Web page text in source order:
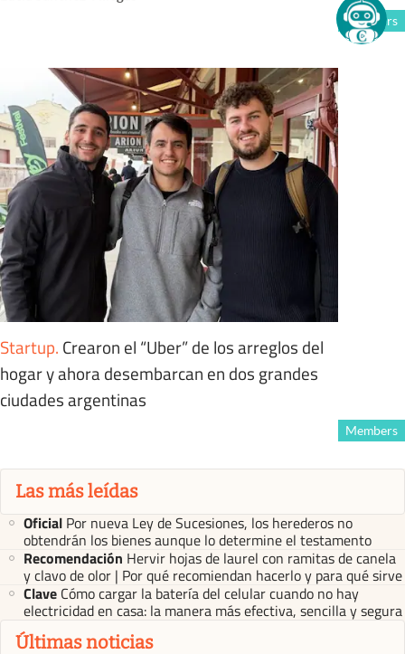
Members
Startup. Crearon el “Uber” de los arreglos del
hogar y ahora desembarcan en dos grandes
ciudades argentinas
Members
Las más leídas
Oficial Por nueva Ley de Sucesiones, los herederos no
obtendrán los bienes aunque lo determine el testamento
Recomendación Hervir hojas de laurel con ramitas de canela
y clavo de olor | Por qué recomiendan hacerlo y para qué sirve
Clave Cómo cargar la batería del celular cuando no hay
electricidad en casa: la manera más efectiva, sencilla y segura
Últimas noticias